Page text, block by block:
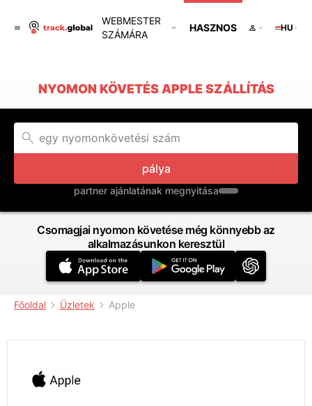
WEBMESTER
SZÁMÁRA
HASZNOS HU
NYOMON KÖVETÉS APPLE SZÁLLÍTÁS
pálya
partner ajánlatának megnyitása
Csomagjai nyomon követése még könnyebb az
alkalmazásunkon keresztül
Főoldal Üzletek Apple